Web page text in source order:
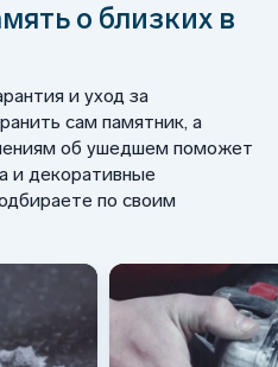
о близких в
и уход за
сам памятник, а
об ушедшем поможет
и декоративные
по своим